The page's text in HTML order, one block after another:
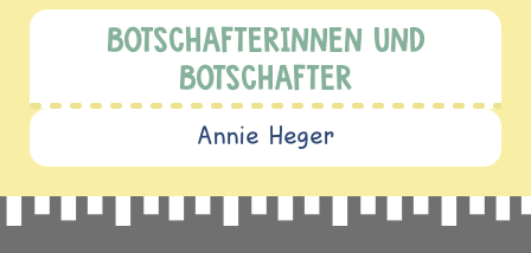
BOTSCHAFTERINNEN UND
BOTSCHAFTER
Annie Heger